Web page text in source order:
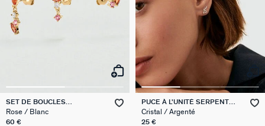
SET DE BOUCLES
D'OREILLES MIX & MATCH
Rose / Blanc
60 €
PUCE À L'UNITÉ SERPENT
MIX & MATCH
Cristal / Argenté
25 €